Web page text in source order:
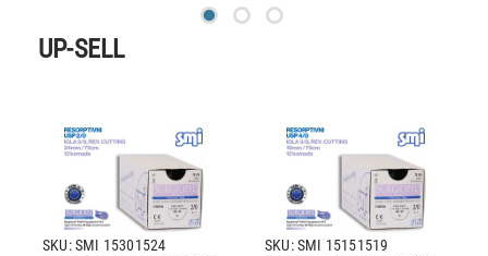
UP-SELL
SKU: SMI 15301524 SKU: SMI 15151519